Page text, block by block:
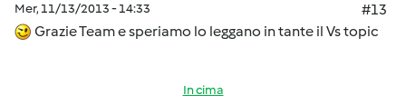
Mer, 11/13/2013 - 14:33
#13
Grazie Team e speriamo lo leggano in tante il Vs topic
In cima